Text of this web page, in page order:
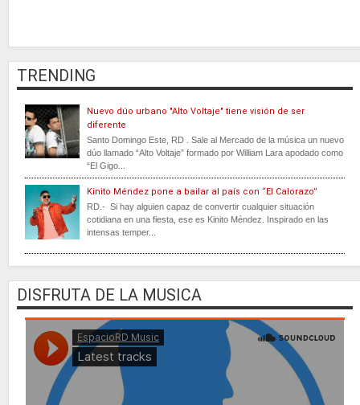
TRENDING
Nuevo dúo urbano "Alto Voltaje" tiene visión de ser
diferente
Santo Domingo Este, RD . Sale al Mercado de la música un nuevo
dúo llamado “Alto Voltaje” formado por William Lara apodado como
“El Gigo...
Kinito Méndez pone a bailar al país con “El Calorazo”
RD.- Si hay alguien capaz de convertir cualquier situación
cotidiana en una fiesta, ese es Kinito Méndez. Inspirado en las
intensas temper...
DISFRUTA DE LA MUSICA